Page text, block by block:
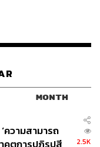
MONTH
ความสามารถ
2.5K